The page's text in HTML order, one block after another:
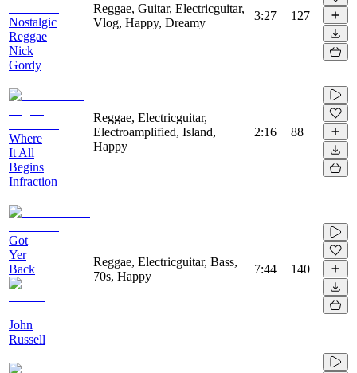
Nostalgic
Reggae
Nick
Gordy
Reggae, Guitar, Electricguitar,
Vlog, Happy, Dreamy
3:27 127
Where
It All
Begins
Infraction
Reggae, Electricguitar,
Electroamplified, Island,
Happy
2:16 88
Got
Yer
Back
John
Russell
Reggae, Electricguitar, Bass,
70s, Happy
7:44 140